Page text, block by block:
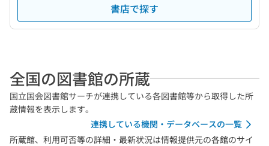
書店で探す
全国の図書館の所蔵
国立国会図書館サーチが連携している各図書館等から取得した所
蔵情報を表示します。
連携している機関・データベースの一覧
所蔵館、利用可否等の詳細・最新状況は情報提供元の各館のサイ